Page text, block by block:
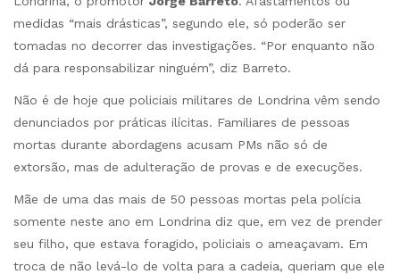
medidas “mais drásticas”, segundo ele, só poderão ser
tomadas no decorrer das investigações. “Por enquanto não
dá para responsabilizar ninguém”, diz Barreto.
Não é de hoje que policiais militares de Londrina vêm sendo
denunciados por práticas ilícitas. Familiares de pessoas
mortas durante abordagens acusam PMs não só de
extorsão, mas de adulteração de provas e de execuções.
Mãe de uma das mais de 50 pessoas mortas pela polícia
somente neste ano em Londrina diz que, em vez de prender
seu filho, que estava foragido, policiais o ameaçavam. Em
troca de não levá-lo de volta para a cadeia, queriam que ele